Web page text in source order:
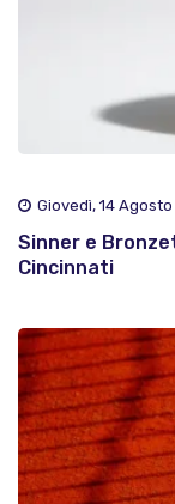
Giovedì, 14
Sinner e
Cincinnati